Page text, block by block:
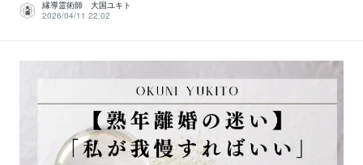
縁導霊術師 大国ユキト
2026/04/11 22:02